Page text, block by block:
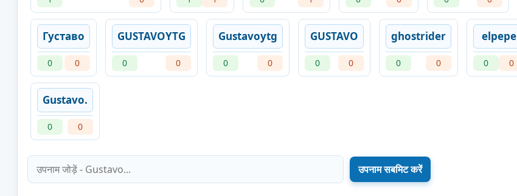
Густаво
0 0
GUSTAVOYTG
0 0
Gustavoytg
0 0
GUSTAVO
0 0
ghostrider
0 0
elpepe
0 0
Gustavo.
0 0